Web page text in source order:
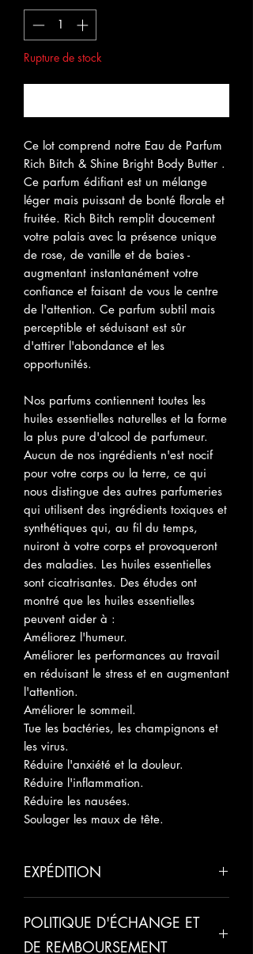
Rupture de stock
Ce lot comprend notre Eau de Parfum
Rich Bitch & Shine Bright Body Butter .
Ce parfum édifiant est un mélange
léger mais puissant de bonté florale et
fruitée. Rich Bitch remplit doucement
votre palais avec la présence unique
de rose, de vanille et de baies -
augmentant instantanément votre
confiance et faisant de vous le centre
de l'attention. Ce parfum subtil mais
perceptible et séduisant est sûr
d'attirer l'abondance et les
opportunités.
Nos parfums contiennent toutes les
huiles essentielles naturelles et la forme
la plus pure d'alcool de parfumeur.
Aucun de nos ingrédients n'est nocif
pour votre corps ou la terre, ce qui
nous distingue des autres parfumeries
qui utilisent des ingrédients toxiques et
synthétiques qui, au fil du temps,
nuiront à votre corps et provoqueront
des maladies. Les huiles essentielles
sont cicatrisantes. Des études ont
montré que les huiles essentielles
peuvent aider à :
Améliorez l'humeur.
Améliorer les performances au travail
en réduisant le stress et en augmentant
l'attention.
Améliorer le sommeil.
Tue les bactéries, les champignons et
les virus.
Réduire l'anxiété et la douleur.
Réduire l'inflammation.
Réduire les nausées.
Soulager les maux de tête.
EXPÉDITION
pour l'expédition.
POLITIQUE D'ÉCHANGE ET
DE REMBOURSEMENT